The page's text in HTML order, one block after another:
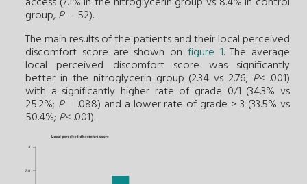
group,P= .52).
The main results of the patients and their local perceived
discomfort score are shown on figure 1. The average
local perceived discomfort score was significantly
better in the nitroglycerin group (2.34 vs 2.76; P< .001)
with a significantly higher rate of grade 0/1 (34.3% vs
25.2%; P= .088) and a lower rate of grade > 3 (33.5% vs
50.4%; P< .001).